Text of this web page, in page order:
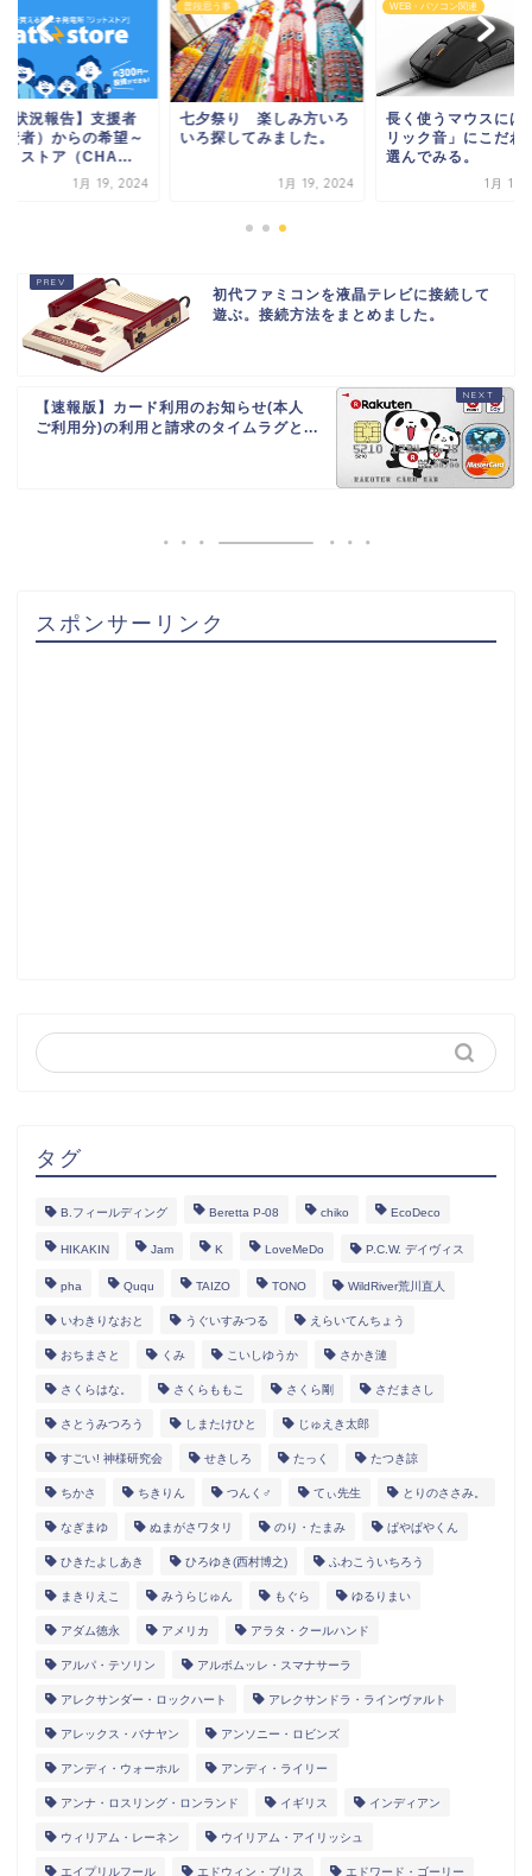
8状況報告】支援者
資者）からの希望～
トストア（CHA...
1月 19, 2024
普段思う事
七夕祭り 楽しみ方いろ
いろ探してみました。
1月 19, 2024
WEB・パソコン関連
長く使うマウスには
リック音」にこだわ
選んでみる。
1月 19,
初代ファミコンを液晶テレビに接続して
遊ぶ。接続方法をまとめました。
【速報版】カード利用のお知らせ(本人
ご利用分)の利用と請求のタイムラグと...
スポンサーリンク
タグ
B.フィールディング Beretta P-08 chiko EcoDeco
HIKAKIN Jam K LoveMeDo P.C.W. デイヴィス
pha Ququ TAIZO TONO WildRiver荒川直人
いわきりなおと うぐいすみつる えらいてんちょう
おちまさと くみ こいしゆうか さかき漣
さくらはな。 さくらももこ さくら剛 さだまさし
さとうみつろう しまたけひと じゅえき太郎
すごい! 神様研究会 せきしろ たっく たつき諒
ちかさ ちきりん つんく♂ てぃ先生 とりのささみ。
なぎまゆ ぬまがさワタリ のり・たまみ ぱやぱやくん
ひきたよしあき ひろゆき(西村博之) ふわこういちろう
まきりえこ みうらじゅん もぐら ゆるりまい
アダム徳永 アメリカ アラタ・クールハンド
アルパ・テソリン アルボムッレ・スマナサーラ
アレクサンダー・ロックハート アレクサンドラ・ラインヴァルト
アレックス・バナヤン アンソニー・ロビンズ
アンディ・ウォーホル アンディ・ライリー
アンナ・ロスリング・ロンランド イギリス インディアン
ウィリアム・レーネン ウイリアム・アイリッシュ
エイプリルフール エドウィン・ブリス エドワード・ゴーリー